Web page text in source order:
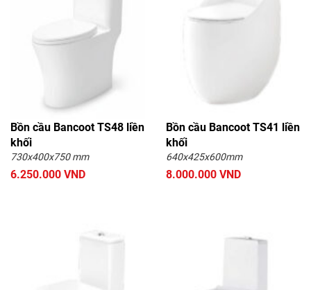
Bồn cầu Bancoot TS48 liền
khối
730x400x750 mm
6.250.000 VND
Bồn cầu Bancoot TS41 liền
khối
640x425x600mm
8.000.000 VND